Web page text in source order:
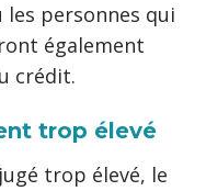
les personnes qui
également
crédit.
trop élevé
trop élevé, le